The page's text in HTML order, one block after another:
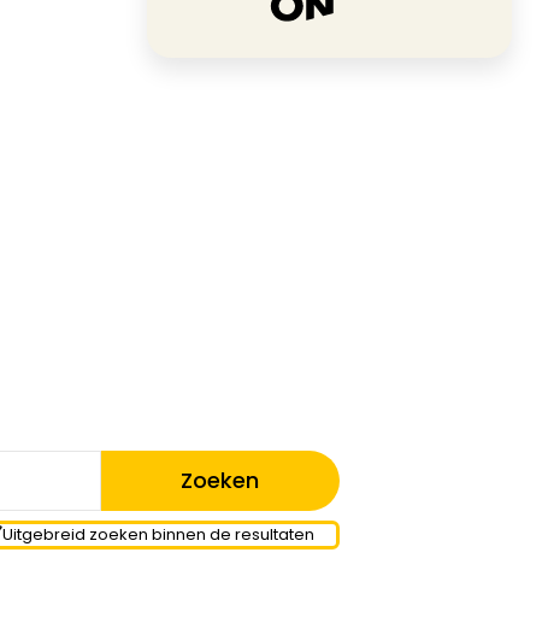
Uitgebreid zoeken binnen de resultaten